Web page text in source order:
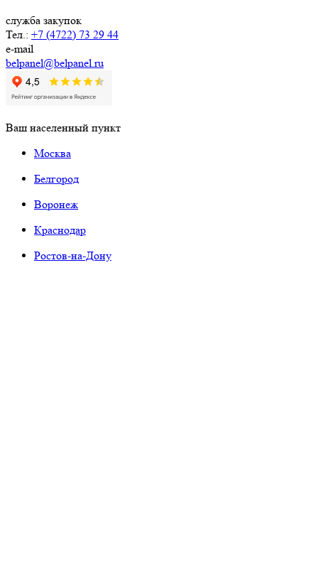
служба закупок
Тел.: +7 (4722) 73 29 44
e-mail
belpanel@belpanel.ru
Ваш населенный пункт
Москва
Белгород
Воронеж
Краснодар
Ростов-на-Дону